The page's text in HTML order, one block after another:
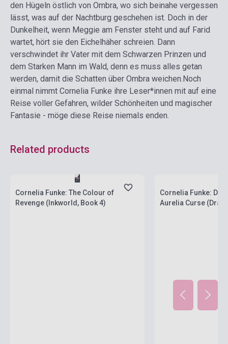
den Hügeln östlich von Ombra, wo sich beinahe vergessen
lässt, was auf der Nachtburg geschehen ist. Doch in der
Dunkelheit, wenn Meggie am Fenster steht und auf Farid
wartet, hört sie den Eichelhäher schreien. Dann
verschwindet ihr Vater mit dem Schwarzen Prinzen und
dem Starken Mann im Wald, denn es muss alles getan
werden, damit die Schatten über Ombra weichen. Noch
einmal nimmt Cornelia Funke ihre Leser*innen mit auf eine
Reise voller Gefahren, wilder Schönheiten und magischer
Fantasie - möge diese Reise niemals enden.
Related products
Cornelia Funke: The Colour of
Revenge (Inkworld, Book 4)
Cornelia Funke:
Aurelia Curse